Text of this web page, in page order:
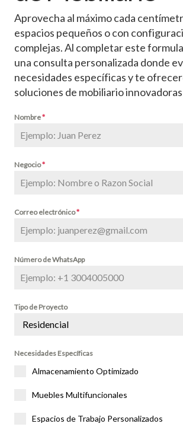
Aprovecha al máximo cada
espacios pequeños o con
complejas. Al completar este
una consulta personalizada donde
necesidades específicas y te
soluciones de mobiliario
Nombre*
Negocio*
Correo electrónico*
Número de WhatsApp
Tipo de Proyecto
Residencial
Necesidades Específicas
Almacenamiento Optimizado
Muebles Multifuncionales
Espacios de Trabajo Personalizados